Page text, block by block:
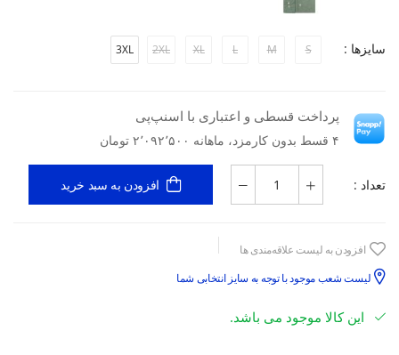
سایزها : S
M
L
XL
2XL
3XL
پرداخت قسطی و اعتباری با اسنپ‌پی
۴ قسط بدون کارمزد، ماهانه ۲٬۰۹۲٬۵۰۰ تومان
تعداد : افزودن به سبد خرید
افزودن به لیست علاقه‌مندی ها
لیست شعب موجود با توجه به سایز انتخابی شما
این کالا موجود می باشد.